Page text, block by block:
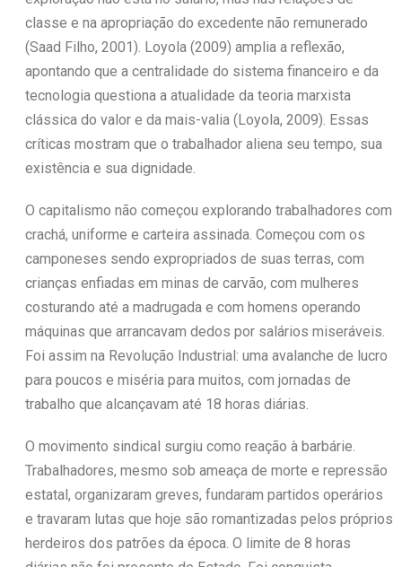
classe e na apropriação do excedente não remunerado
(Saad Filho, 2001). Loyola (2009) amplia a reflexão,
apontando que a centralidade do sistema financeiro e da
tecnologia questiona a atualidade da teoria marxista
clássica do valor e da mais-valia (Loyola, 2009). Essas
críticas mostram que o trabalhador aliena seu tempo, sua
existência e sua dignidade.
O capitalismo não começou explorando trabalhadores com
crachá, uniforme e carteira assinada. Começou com os
camponeses sendo expropriados de suas terras, com
crianças enfiadas em minas de carvão, com mulheres
costurando até a madrugada e com homens operando
máquinas que arrancavam dedos por salários miseráveis.
Foi assim na Revolução Industrial: uma avalanche de lucro
para poucos e miséria para muitos, com jornadas de
trabalho que alcançavam até 18 horas diárias.
O movimento sindical surgiu como reação à barbárie.
Trabalhadores, mesmo sob ameaça de morte e repressão
estatal, organizaram greves, fundaram partidos operários
e travaram lutas que hoje são romantizadas pelos próprios
herdeiros dos patrões da época. O limite de 8 horas